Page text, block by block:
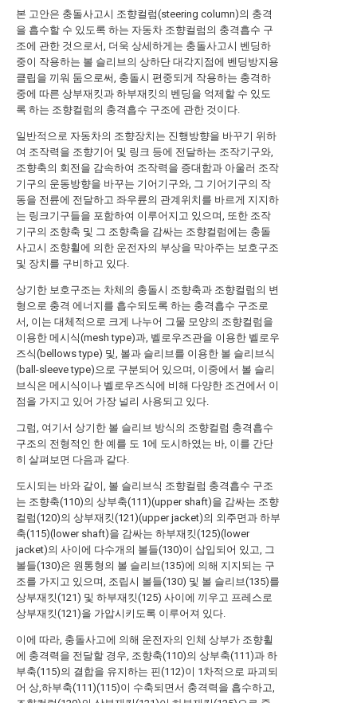
본 고안은 충돌사고시 조향컬럼(steering column)의 충격
을 흡수할 수 있도록 하는 자동차 조향컬럼의 충격흡수 구
조에 관한 것으로서, 더욱 상세하게는 충돌사고시 벤딩하
중이 작용하는 볼 슬리브의 상하단 대각지점에 벤딩방지용
클립을 끼워 둠으로써, 충돌시 편중되게 작용하는 충격하
중에 따른 상부재킷과 하부재킷의 벤딩을 억제할 수 있도
록 하는 조향컬럼의 충격흡수 구조에 관한 것이다.
일반적으로 자동차의 조향장치는 진행방향을 바꾸기 위하
여 조작력을 조향기어 및 링크 등에 전달하는 조작기구와,
조향축의 회전을 감속하여 조작력을 증대함과 아울러 조작
기구의 운동방향을 바꾸는 기어기구와, 그 기어기구의 작
동을 전륜에 전달하고 좌우륜의 관계위치를 바르게 지지하
는 링크기구들을 포함하여 이루어지고 있으며, 또한 조작
기구의 조향축 및 그 조향축을 감싸는 조향컬럼에는 충돌
사고시 조향휠에 의한 운전자의 부상을 막아주는 보호구조
및 장치를 구비하고 있다.
상기한 보호구조는 차체의 충돌시 조향축과 조향컬럼의 변
형으로 충격 에너지를 흡수되도록 하는 충격흡수 구조로
서, 이는 대체적으로 크게 나누어 그물 모양의 조향컬럼을
이용한 메시식(mesh type)과, 벨로우즈관을 이용한 벨로우
즈식(bellows type) 및, 볼과 슬리브를 이용한 볼 슬리브식
(ball-sleeve type)으로 구분되어 있으며, 이중에서 볼 슬리
브식은 메시식이나 벨로우즈식에 비해 다양한 조건에서 이
점을 가지고 있어 가장 널리 사용되고 있다.
그럼, 여기서 상기한 볼 슬리브 방식의 조향컬럼 충격흡수
구조의 전형적인 한 예를 도 1에 도시하였는 바, 이를 간단
히 살펴보면 다음과 같다.
도시되는 바와 같이, 볼 슬리브식 조향컬럼 충격흡수 구조
는 조향축(110)의 상부축(111)(upper shaft)을 감싸는 조향
컬럼(120)의 상부재킷(121)(upper jacket)의 외주면과 하부
축(115)(lower shaft)을 감싸는 하부재킷(125)(lower
jacket)의 사이에 다수개의 볼들(130)이 삽입되어 있고, 그
볼들(130)은 원통형의 볼 슬리브(135)에 의해 지지되는 구
조를 가지고 있으며, 조립시 볼들(130) 및 볼 슬리브(135)를
상부재킷(121) 및 하부재킷(125) 사이에 끼우고 프레스로
상부재킷(121)을 가압시키도록 이루어져 있다.
이에 따라, 충돌사고에 의해 운전자의 인체 상부가 조향휠
에 충격력을 전달할 경우, 조향축(110)의 상부축(111)과 하
부축(115)의 결합을 유지하는 핀(112)이 1차적으로 파괴되
어 상,하부축(111)(115)이 수축되면서 충격력을 흡수하고,